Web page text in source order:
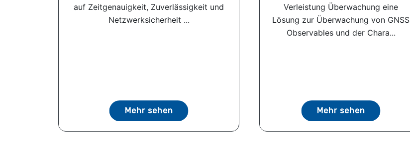
auf Zeitgenauigkeit, Zuverlässigkeit und
Netzwerksicherheit ...
Mehr sehen
Verleistung Überwachung eine
Lösung zur Überwachung von GNSS
Observables und der Chara...
Mehr sehen